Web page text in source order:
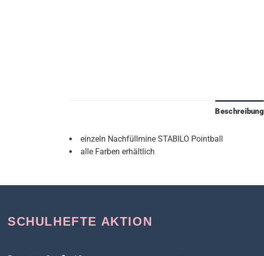
Beschreibung
einzeln Nachfüllmine STABILO Pointball
alle Farben erhältlich
SCHULHEFTE AKTION